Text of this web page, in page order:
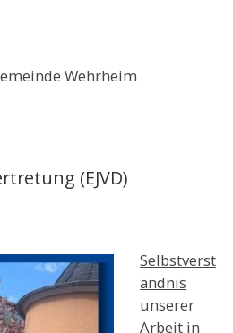
Wehrheim
(EJVD)
Selbstverst
ändnis
unserer
Arbeit in